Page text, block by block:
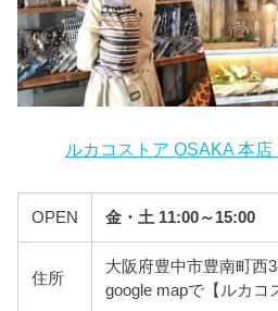
ルカコストア OSAKA 本
OPEN 金・土 11:00～15:00
住所
大阪府豊中市豊南町西
google mapで【ルカコ